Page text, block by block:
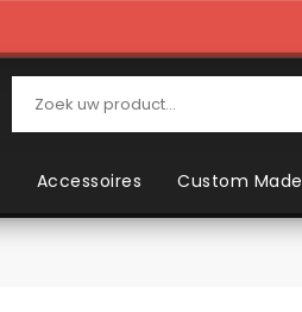
Accessoires Custom Made